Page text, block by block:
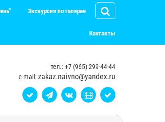
Экскурсия по галерее
Контакты
тел.: +7 (965) 299-44-44
e-mail:zakaz.naivno@yandex.ru